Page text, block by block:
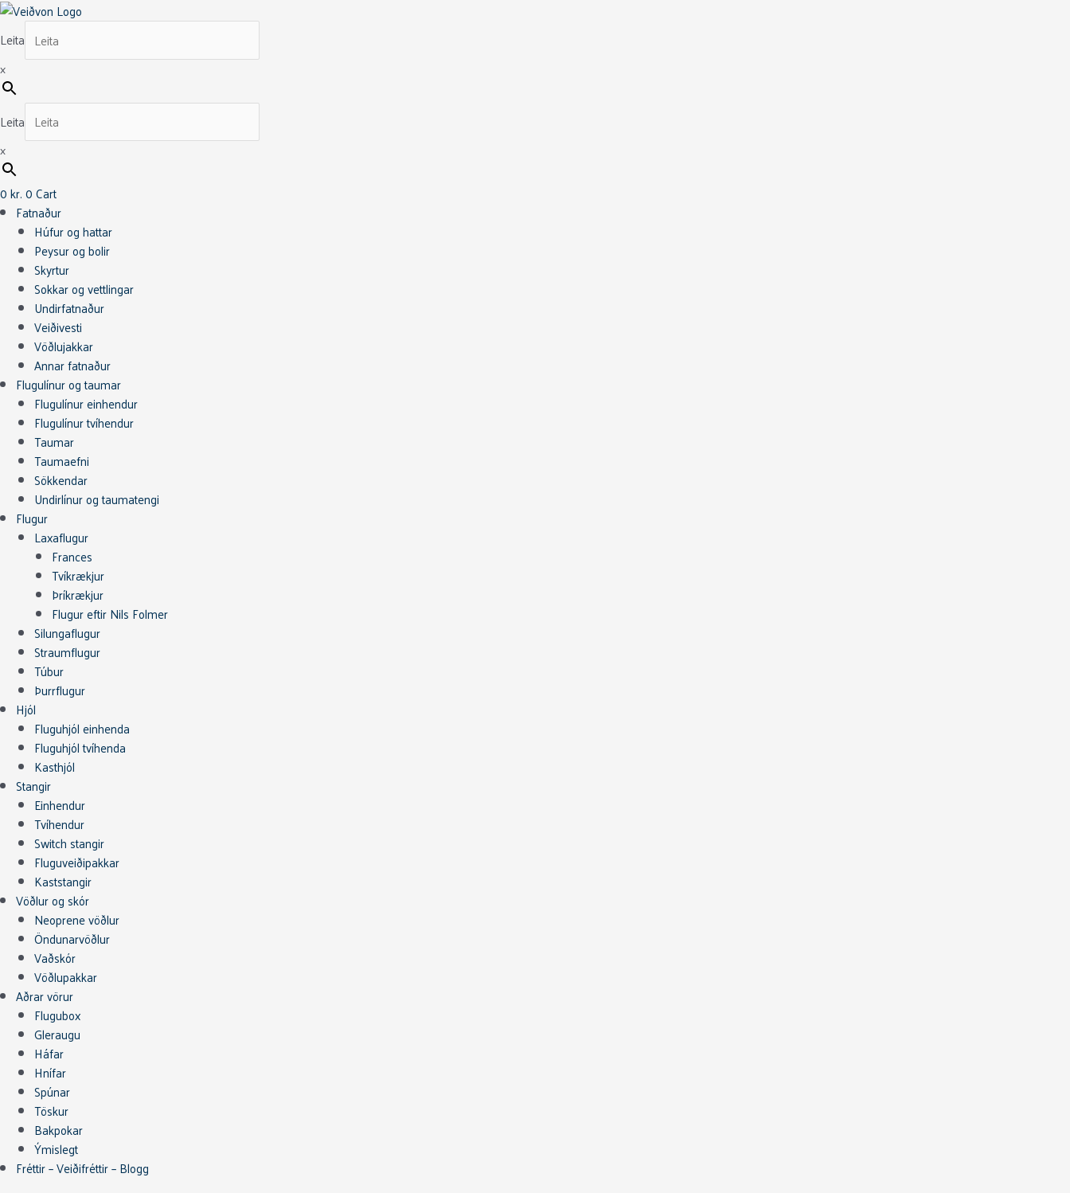
Skip
content
Leita
×
Leita
×
0kr.0Cart
Fatnaður
Húfur og hattar
Peysur og bolir
Skyrtur
Sokkar og vettlingar
Undirfatnaður
Veiðivesti
Vöðlujakkar
Annar fatnaður
Flugulínur og taumar
Flugulínur einhendur
Flugulínur tvíhendur
Taumar
Taumaefni
Sökkendar
Undirlínur og taumatengi
Flugur
Laxaflugur
Frances
Tvíkrækjur
Þríkrækjur
Flugur eftir Nils Folmer
Silungaflugur
Straumflugur
Túbur
Þurrflugur
Hjól
Fluguhjól einhenda
Fluguhjól tvíhenda
Kasthjól
Stangir
Einhendur
Tvíhendur
Switch stangir
Fluguveiðipakkar
Kaststangir
Vöðlur og skór
Neoprene vöðlur
Öndunarvöðlur
Vaðskór
Vöðlupakkar
Aðrar vörur
Flugubox
Gleraugu
Háfar
Hnífar
Spúnar
Töskur
Bakpokar
Ýmislegt
Fréttir – Veiðifréttir – Blogg
product
multiple
The
may
product
multiple
The
may